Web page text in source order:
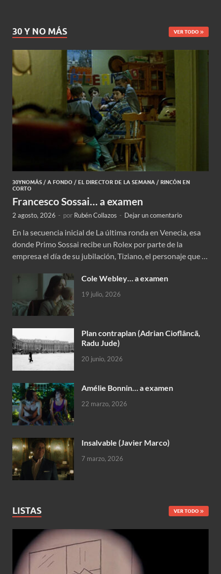
30 Y NO MÁS VER TODO
30YNOMÁS / A FONDO / EL DIRECTOR DE LA SEMANA / RINCÓN EN
CORTO
Francesco Sossai… a examen
2 agosto, 2026 - por Rubén Collazos - Dejar un comentario
En la secuencia inicial de La última ronda en Venecia, esa
donde Primo Sossai recibe un Rolex por parte de la
empresa el día de su jubilación, Tiziano, el personaje que …
Cole Webley… a examen
19 julio, 2026
Plan contraplan (Adrian Cioflâncã,
Radu Jude)
20 junio, 2026
Amélie Bonnin… a examen
22 marzo, 2026
Insalvable (Javier Marco)
7 marzo, 2026
LISTAS VER TODO